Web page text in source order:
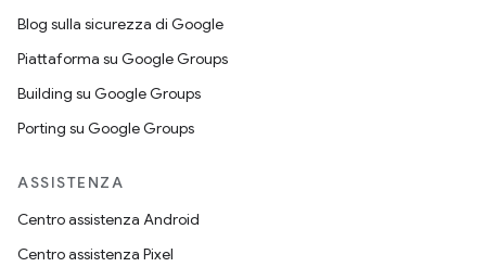
Blog sulla sicurezza di Google
Piattaforma su Google Groups
Building su Google Groups
Porting su Google Groups
ASSISTENZA
Centro assistenza Android
Centro assistenza Pixel